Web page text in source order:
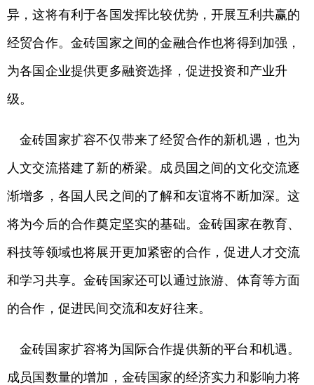
异，这将有利于各国发挥比较优势，开展互利共赢的
经贸合作。金砖国家之间的金融合作也将得到加强，
为各国企业提供更多融资选择，促进投资和产业升
级。
金砖国家扩容不仅带来了经贸合作的新机遇，也为
人文交流搭建了新的桥梁。成员国之间的文化交流逐
渐增多，各国人民之间的了解和友谊将不断加深。这
将为今后的合作奠定坚实的基础。金砖国家在教育、
科技等领域也将展开更加紧密的合作，促进人才交流
和学习共享。金砖国家还可以通过旅游、体育等方面
的合作，促进民间交流和友好往来。
金砖国家扩容将为国际合作提供新的平台和机遇。
成员国数量的增加，金砖国家的经济实力和影响力将